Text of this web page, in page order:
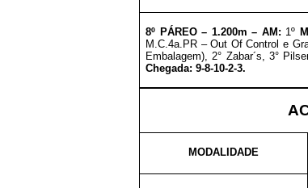
8º PÁREO – 1.200m – AM: 1º
M.C.4a.PR – Out Of Control e
Embalagem), 2° Zabar´s, 3°
Chegada: 9-8-10-2-3.
MODALIDADE